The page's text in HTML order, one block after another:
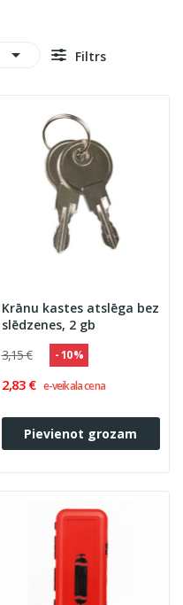
 Filtrs
Krānu kastes atslēga bez
slēdzenes, 2 gb
3,15 €
- 10 %
2,83 € e-veikala cena
Pievienot grozam